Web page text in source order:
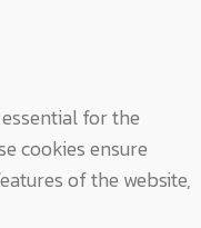
for the
cookies ensure
of the website,